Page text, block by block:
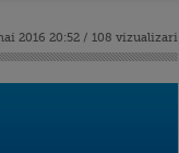
2016 20:52 / 108 vizualizari